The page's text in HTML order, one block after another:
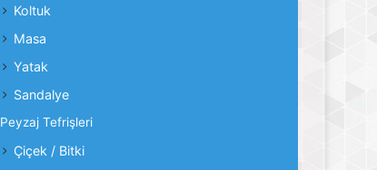
Koltuk
Masa
Yatak
Sandalye
Peyzaj Tefrişleri
Çiçek / Bitki